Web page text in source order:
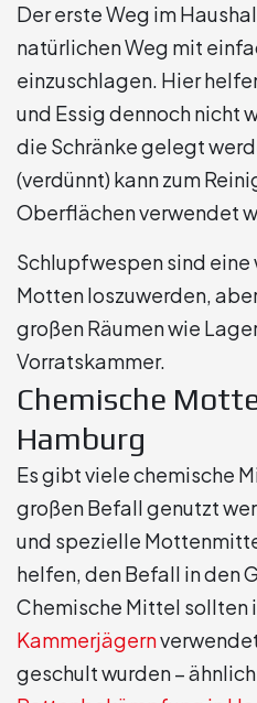
Der erste Weg im
natürlichen Weg mit
einzuschlagen. Hier
und Essig dennoch nicht
die Schränke gelegt
(verdünnt) kann zum
Oberflächen verwendet
Schlupfwespen sind
Motten loszuwerden,
großen Räumen wie
Vorratskammer.
Chemische
Hamburg
Es gibt viele chemische
großen Befall genutzt
und spezielle
helfen, den Befall in den
Chemische Mittel sollten
Kammerjägern
geschult wurden –